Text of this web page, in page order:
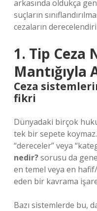
arkasında oldukça
suçların
cezaların
1. Tip Ceza
Mantığıyla
Ceza
fikri
Dünyadaki birçok
tek bir sepete
“dereceler” veya
nedir?sorusu da
en temel veya en
eden bir kavrama
Bazı sistemlerde bu,